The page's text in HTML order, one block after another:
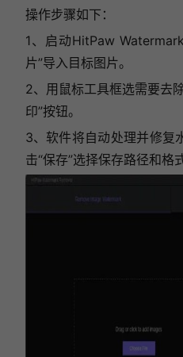
操作步骤如下：
1、启动HitPaw
片”导入目标图片。
2、用鼠标工具框选需要去
印”按钮。
3、软件将自动处理并修复
击“保存”选择保存路径和格式